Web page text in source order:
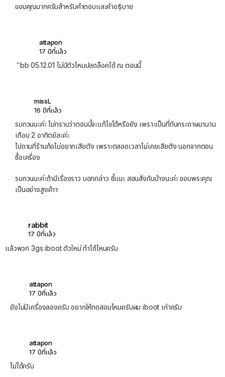
ขอบคุณมากครับสำหรับคำตอบและคำอธฺิบาย
attapon
17 ปีที่แล้ว
ิbb 05.12.01 ไม่มีตัวไหนปลดล็อคได้ ณ ตอนนี้
missL
16 ปีที่แล้ว
รบกวนนะค่ะ ไม่ทราบว่าตอนนี้จะแก้ไขได้หรือยัง เพราะเป็นที่ทับกระดาษมานาน
เกือบ 2 อาทิตย์ละค่ะ
ไปถามที่ร้านก้อไม่อยากเสียตัง เพราะตลอดเวลาไม่เคยเสียตัง นอกจากตอน
ซื้อเครื่อง
รบกวนนะค่ะถ้ามีเรื่องราว บอกกล่าว ชี้แนะ สอนสั่งกันบ้างนะค่ะ ขอบพระคุณ
เป็นอย่างสูงค้าา
rabbit
17 ปีที่แล้ว
แล้วพวก 3gs iboot ตัวใหม่ ทำได้ไหมครับ
attapon
17 ปีที่แล้ว
ยังไม่มีเครื่องลองครับ อยากให้ทดสอบไหมครับผม iboot เก่าครับ
attapon
17 ปีที่แล้ว
ไม่ได้ครับ